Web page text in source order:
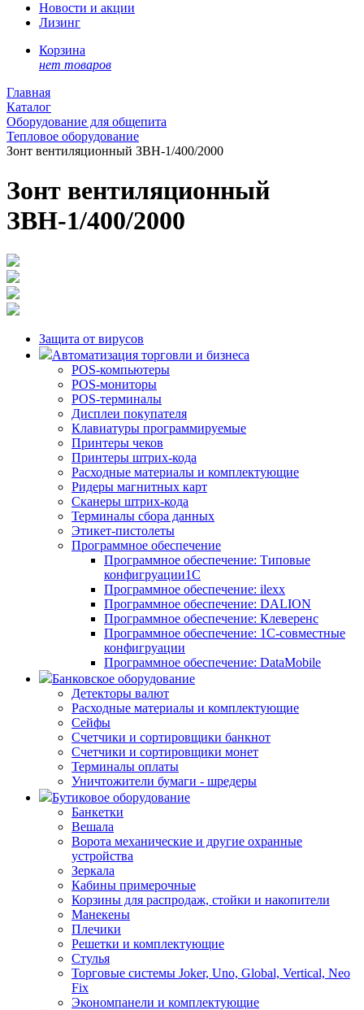
Новости и акции
Лизинг
Корзина
нет товаров
Главная
Каталог
Оборудование для общепита
Тепловое оборудование
Зонт вентиляционный ЗВН-1/400/2000
Зонт вентиляционный
ЗВН-1/400/2000
Защита от вирусов
Автоматизация торговли и бизнеса
POS-компьютеры
POS-мониторы
POS-терминалы
Дисплеи покупателя
Клавиатуры программируемые
Принтеры чеков
Принтеры штрих-кода
Расходные материалы и комплектующие
Ридеры магнитных карт
Сканеры штрих-кода
Терминалы сбора данных
Этикет-пистолеты
Программное обеспечение
Программное обеспечение: Типовые
конфигруации1С
Программное обеспечение: ilexx
Программное обеспечение: DALION
Программное обеспечение: Клеверенс
Программное обеспечение: 1С-совместные
конфигруации
Программное обеспечение: DataMobile
Банковское оборудование
Детекторы валют
Расходные материалы и комплектующие
Сейфы
Счетчики и сортировщики банкнот
Счетчики и сортировщики монет
Терминалы оплаты
Уничтожители бумаги - шредеры
Бутиковое оборудование
Банкетки
Вешала
Ворота механические и другие охранные
устройства
Зеркала
Кабины примерочные
Корзины для распродаж, стойки и накопители
Манекены
Плечики
Решетки и комплектующие
Стулья
Торговые системы Joker, Uno, Global, Vertical, Neo
Fix
Экономпанели и комплектующие